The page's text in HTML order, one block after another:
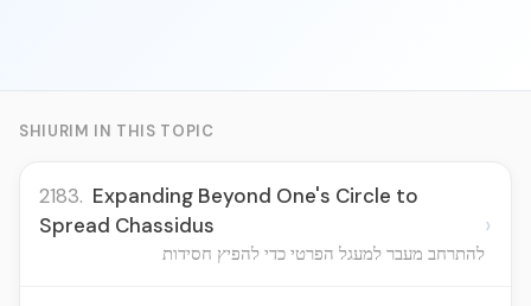
SHIURIM IN THIS TOPIC
2183. Expanding Beyond One's Circle to
Spread Chassidus
להתרחב מעבר למעגל הפרטי כדי להפיץ חסידות
›